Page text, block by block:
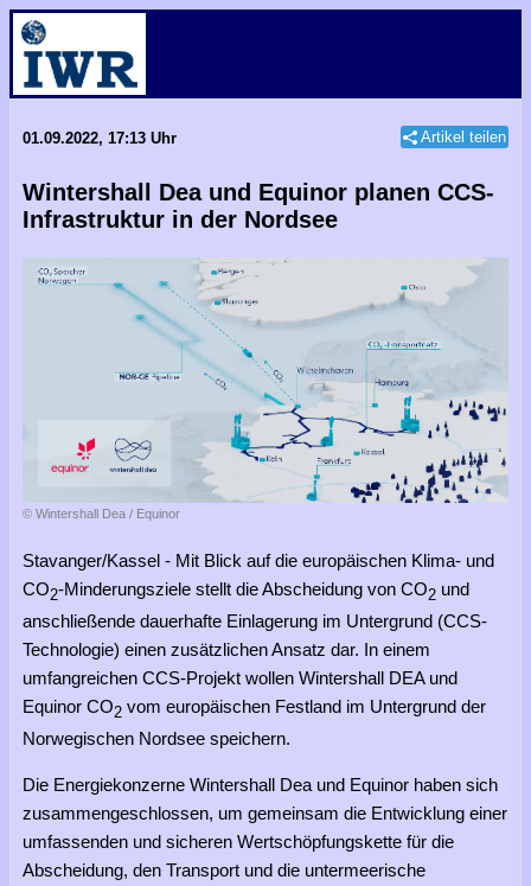
01.09.2022, 17:13 Uhr Artikel teilen
Wintershall Dea und Equinor planen CCS-
Infrastruktur in der Nordsee
© Wintershall Dea / Equinor
Stavanger/Kassel - Mit Blick auf die europäischen Klima- und
CO2-Minderungsziele stellt die Abscheidung von CO2 und
anschließende dauerhafte Einlagerung im Untergrund (CCS-
Technologie) einen zusätzlichen Ansatz dar. In einem
umfangreichen CCS-Projekt wollen Wintershall DEA und
Equinor CO2 vom europäischen Festland im Untergrund der
Norwegischen Nordsee speichern.
Die Energiekonzerne Wintershall Dea und Equinor haben sich
zusammengeschlossen, um gemeinsam die Entwicklung einer
umfassenden und sicheren Wertschöpfungskette für die
Abscheidung, den Transport und die untermeerische